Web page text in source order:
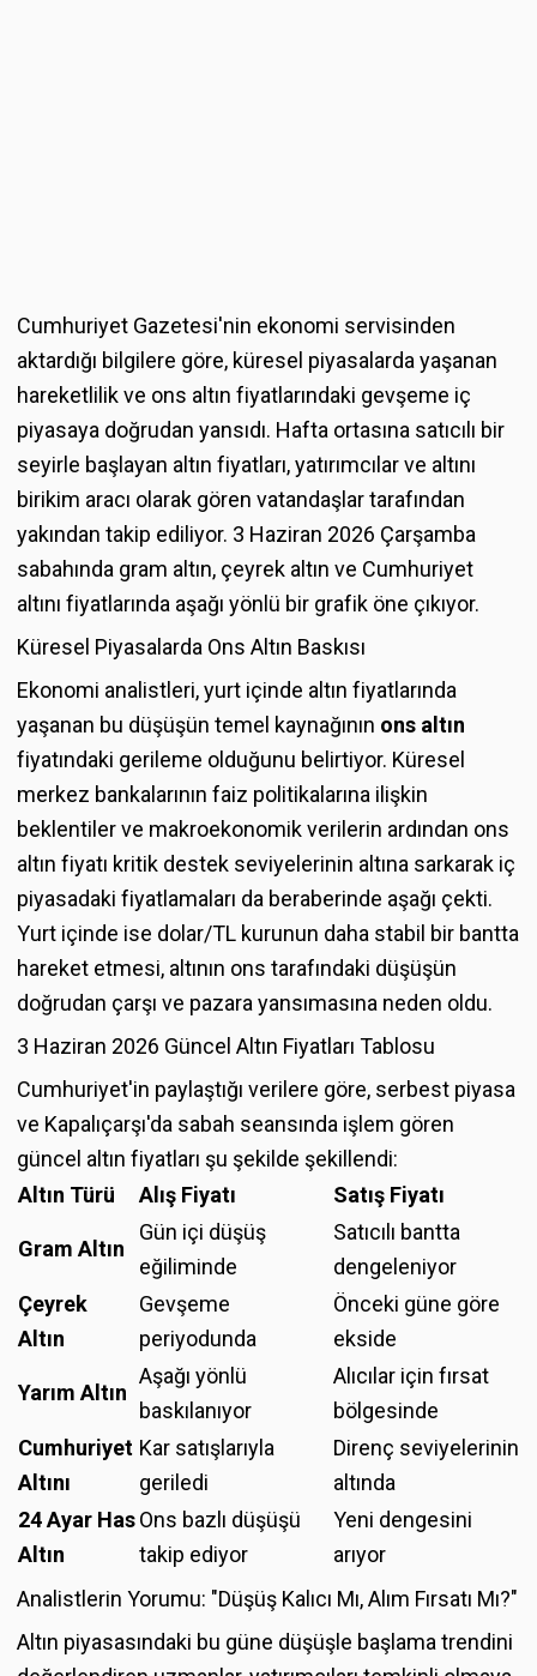
Cumhuriyet Gazetesi'nin ekonomi servisinden
aktardığı bilgilere göre, küresel piyasalarda yaşanan
hareketlilik ve ons altın fiyatlarındaki gevşeme iç
piyasaya doğrudan yansıdı. Hafta ortasına satıcılı bir
seyirle başlayan altın fiyatları, yatırımcılar ve altını
birikim aracı olarak gören vatandaşlar tarafından
yakından takip ediliyor. 3 Haziran 2026 Çarşamba
sabahında gram altın, çeyrek altın ve Cumhuriyet
altını fiyatlarında aşağı yönlü bir grafik öne çıkıyor.
Küresel Piyasalarda Ons Altın Baskısı
Ekonomi analistleri, yurt içinde altın fiyatlarında
yaşanan bu düşüşün temel kaynağının ons altın
fiyatındaki gerileme olduğunu belirtiyor. Küresel
merkez bankalarının faiz politikalarına ilişkin
beklentiler ve makroekonomik verilerin ardından ons
altın fiyatı kritik destek seviyelerinin altına sarkarak iç
piyasadaki fiyatlamaları da beraberinde aşağı çekti.
Yurt içinde ise dolar/TL kurunun daha stabil bir bantta
hareket etmesi, altının ons tarafındaki düşüşün
doğrudan çarşı ve pazara yansımasına neden oldu.
3 Haziran 2026 Güncel Altın Fiyatları Tablosu
Cumhuriyet'in paylaştığı verilere göre, serbest piyasa
ve Kapalıçarşı'da sabah seansında işlem gören
güncel altın fiyatları şu şekilde şekillendi:
Altın Türü
Alış Fiyatı Satış Fiyatı
Gram Altın
Gün içi düşüş
eğiliminde
Satıcılı bantta
dengeleniyor
Çeyrek
Altın
Gevşeme
periyodunda
Önceki güne göre
ekside
Yarım Altın
Aşağı yönlü
baskılanıyor
Alıcılar için fırsat
bölgesinde
Cumhuriyet
Altını
Kar satışlarıyla
geriledi
Direnç seviyelerinin
altında
24 Ayar Has
Altın
Ons bazlı düşüşü
takip ediyor
Yeni dengesini
arıyor
Analistlerin Yorumu: "Düşüş Kalıcı Mı, Alım Fırsatı Mı?"
Altın piyasasındaki bu güne düşüşle başlama trendini